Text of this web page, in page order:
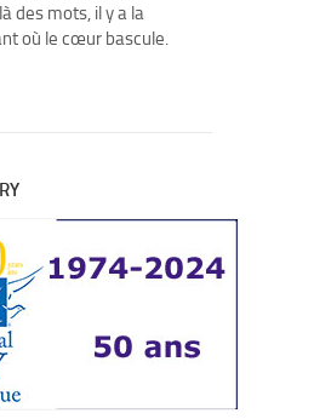
des mots, il y a la
où le cœur bascule.